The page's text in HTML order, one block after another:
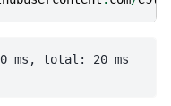
ms, total: 20 ms